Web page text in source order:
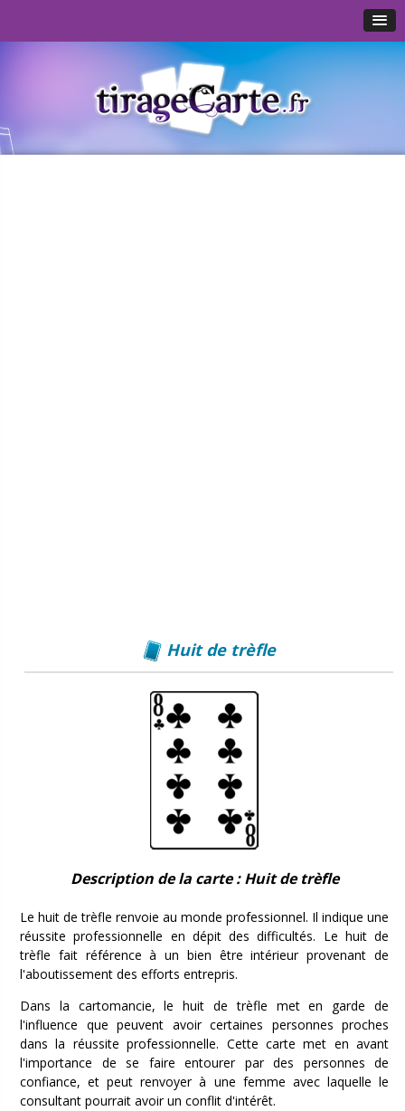
Huit de trèfle
Description de la carte : Huit de trèfle
Le huit de trèfle renvoie au monde professionnel. Il indique une
réussite professionnelle en dépit des difficultés. Le huit de
trèfle fait référence à un bien être intérieur provenant de
l'aboutissement des efforts entrepris.
Dans la cartomancie, le huit de trèfle met en garde de
l'influence que peuvent avoir certaines personnes proches
dans la réussite professionnelle. Cette carte met en avant
l'importance de se faire entourer par des personnes de
confiance, et peut renvoyer à une femme avec laquelle le
consultant pourrait avoir un conflit d'intérêt.